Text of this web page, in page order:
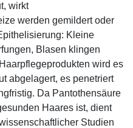
wirkt
werden gemildert oder
Kleine
Blasen klingen
wird es
abgelagert, es penetriert
Da Pantothensäure
Haares ist, dient
Studien